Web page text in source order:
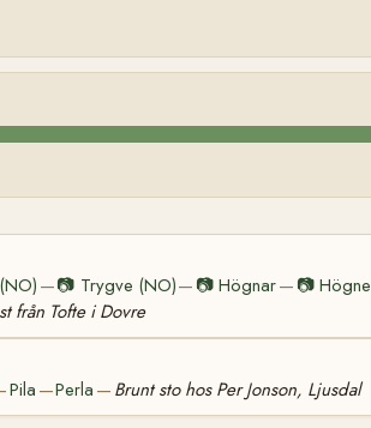
—📷 Trygve (NO)— 📷Högnar— 📷Högne
från Tofte i Dovre
Pila —Perla — Brunt sto hos Per Jonson, Ljusdal